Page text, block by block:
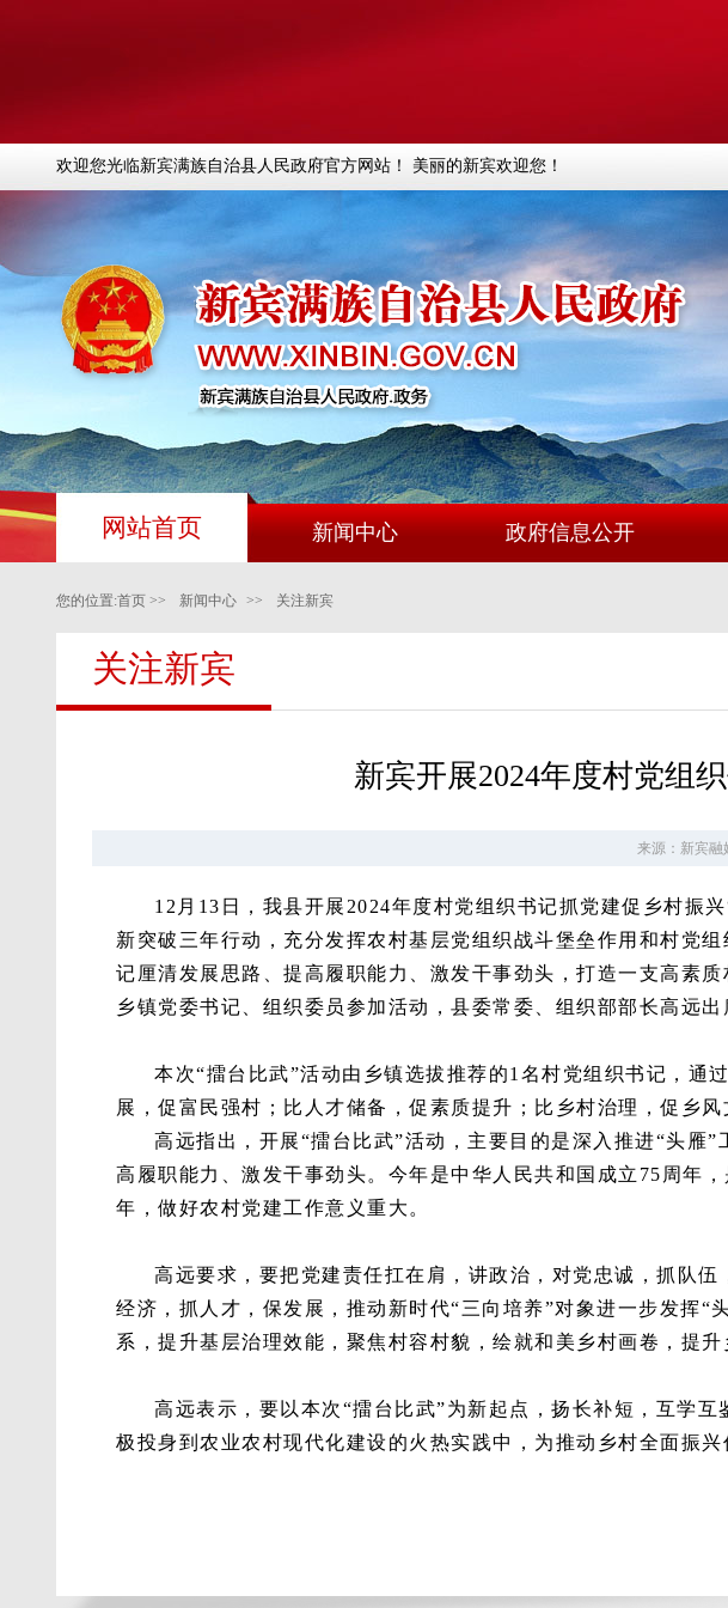
欢迎您光临新宾满族自治县人民政府官方网站！ 美丽的新宾欢迎您！
网站首页 新闻中心 政府信息公开
您的位置:首页 >> 新闻中心 >> 关注新宾
关注新宾
新宾开展2024年度村党组
来源：新宾融
12月13日，我县开展2024年度村党组织书记抓党建促乡村振
新突破三年行动，充分发挥农村基层党组织战斗堡垒作用和村党
记厘清发展思路、提高履职能力、激发干事劲头，打造一支高素
乡镇党委书记、组织委员参加活动，县委常委、组织部部长高远出
本次“擂台比武”活动由乡镇选拔推荐的1名村党组织书记，通
展，促富民强村；比人才储备，促素质提升；比乡村治理，促乡
高远指出，开展“擂台比武”活动，主要目的是深入推进“头雁
高履职能力、激发干事劲头。今年是中华人民共和国成立75周年
年，做好农村党建工作意义重大。
高远要求，要把党建责任扛在肩，讲政治，对党忠诚，抓队
经济，抓人才，保发展，推动新时代“三向培养”对象进一步发挥
系，提升基层治理效能，聚焦村容村貌，绘就和美乡村画卷，提升
高远表示，要以本次“擂台比武”为新起点，扬长补短，互学
极投身到农业农村现代化建设的火热实践中，为推动乡村全面振兴